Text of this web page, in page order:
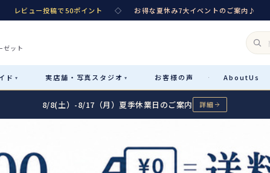
レビュー投稿で50ポイント ◇ お得な夏休み7大イベントのご案内♪
ゼット
ド ▾ 実店舗・ 写真スタジオ ▾ お客様の声 · AboutUs
カテゴリ詳細 サイズで選ぶ →
性別・サイズで絞り込む
8/8(土）-8/17（月）夏季休業日のご案内 詳細